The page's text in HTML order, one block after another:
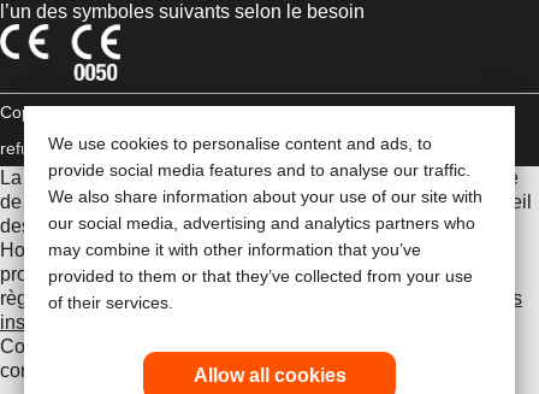
We use cookies to personalise content and ads, to
provide social media features and to analyse our traffic.
We also share information about your use of our site with
our social media, advertising and analytics partners who
may combine it with other information that you’ve
provided to them or that they’ve collected from your use
of their services.
Allow all cookies
l’un des symboles suivants selon le besoin
Copyright Statement Déclaration de conformité aux règles
refuges Cookies
La Gamme de produits Hollister stomathérapie est constituée
de dispositifs d’appareillage d’une stomie permettant le recueil
des effluents. Il s’agit de dispositifs médicaux fabriqués par
Hollister Incorporated. Ces dispositifs médicaux sont des
produits de santé règlementés qui portent, au titre de cette
règlementation, le marquage CE.
Consultez attentivement les
instructions figurant sur les notices et/ou les étiquetages.
Consultez votre médecin ou tout autre professionnel
compétent.